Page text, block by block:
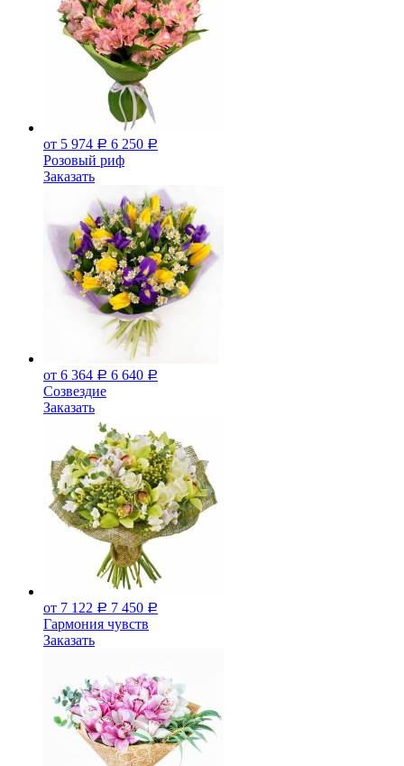
от 5 974 Р 6 250 Р
Розовый риф
Заказать
от 6 364 Р 6 640 Р
Созвездие
Заказать
от 7 122 Р 7 450 Р
Гармония чувств
Заказать